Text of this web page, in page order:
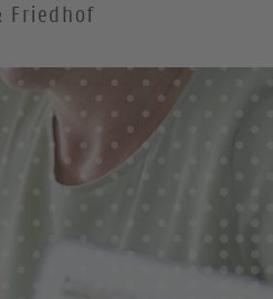
Friedhof